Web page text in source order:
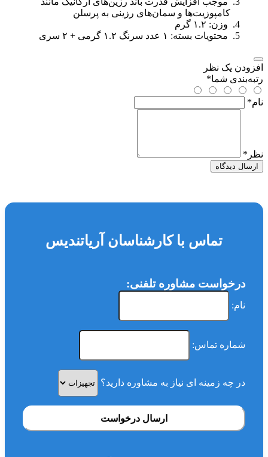
کامپوزیت‌ها و سمان‌های رزینی به پرسلن
وزن: ۱.۲ گرم
محتویات بسته: ۱ عدد سرنگ ۱.۲ گرمی + ۲ سری
افزودن یک نظر
رتبه‌بندی شما*
نام*
نظر *
ارسال دیدگاه
تماس با کارشناسان آریاتندیس
درخواست مشاوره تلفنی:
نام:
شماره تماس:
در چه زمینه ای نیاز به مشاوره دارید؟
ارسال درخواست